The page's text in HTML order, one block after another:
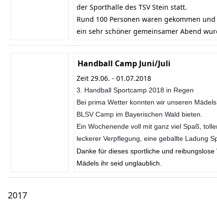
der Sporthalle des TSV Stein statt.
Rund 100 Personen waren gekommen
ein sehr schöner gemeinsamer Abend
Handball Camp Juni/Juli
Zeit 29.06. - 01.07.2018
3. Handball Sportcamp 2018 in Regen
Bei prima Wetter konnten wir unseren
BLSV Camp im Bayerischen Wald bieten.
Ein Wochenende voll mit ganz viel Spaß,
leckerer Verpflegung, eine geballte Ladung
Danke für dieses sportliche und reibungslose
Mädels ihr seid unglaublich.
2017